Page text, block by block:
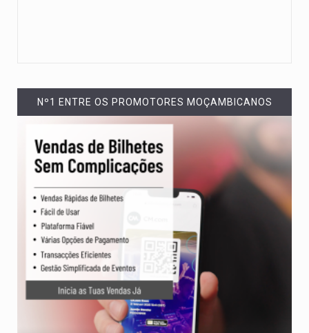
Nº1 ENTRE OS PROMOTORES MOÇAMBICANOS